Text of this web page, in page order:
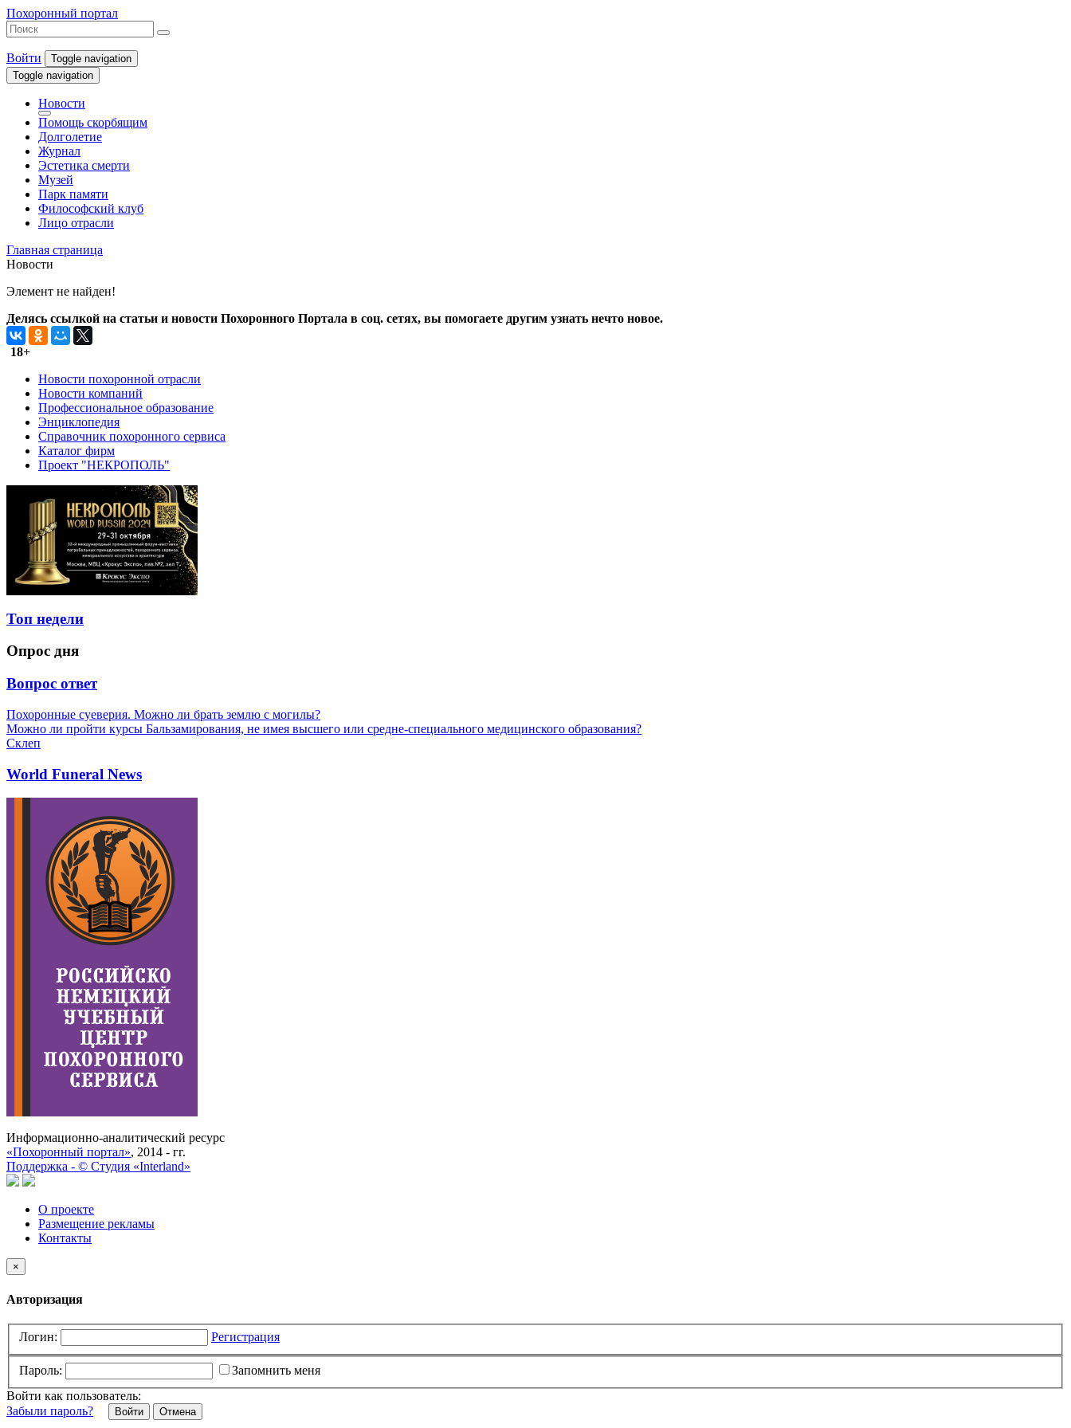
Похоронный портал
Войти
Toggle navigation
Toggle navigation
Новости
Помощь скорбящим
Долголетие
Журнал
Эстетика смерти
Музей
Парк памяти
Философский клуб
Лицо отрасли
Главная страница
Новости
Элемент не найден!
Делясь ссылкой на статьи и новости Похоронного Портала в соц. сетях, вы помогаете другим узнать нечто новое.
18+
Новости похоронной отрасли
Новости компаний
Профессиональное образование
Энциклопедия
Справочник похоронного сервиса
Каталог фирм
Проект "НЕКРОПОЛЬ"
Топ недели
Опрос дня
Вопрос ответ
Похоронные суеверия. Можно ли брать землю с могилы?
Можно ли пройти курсы Бальзамирования, не имея высшего или средне-специального медицинского образования?
Склеп
World Funeral News
Информационно-аналитический ресурс
«Похоронный портал», 2014 - гг.
Поддержка - © Cтудия «Interland»
О проекте
Размещение рекламы
Контакты
×
Авторизация
Логин: Регистрация
Пароль:
Запомнить меня
Войти как пользователь:
Забыли пароль?
Отмена